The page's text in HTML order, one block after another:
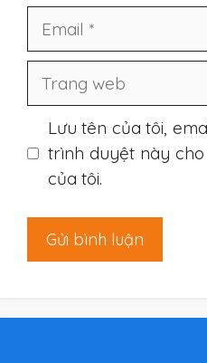
Email
Trang
Lưu tên của tôi,
trình duyệt này
của tôi.